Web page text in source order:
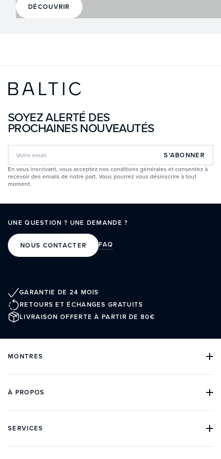
DÉCOUVRIR
SOYEZ ALERTÉ DES
PROCHAINES NOUVEAUTÉS
S'ABONNER
En vous inscrivant, vous acceptez nos conditions générales et consentez à
recevoir des emails de notre part. Vous pourrez vous désinscrire à tout
moment.
UNE QUESTION ? UNE DEMANDE ?
NOUS CONTACTER FAQ
GARANTIE DE 24 MOIS
RETOURS ET ÉCHANGES GRATUITS
LIVRAISON OFFERTE À PARTIR DE 80€
MONTRES
TOUTES LES COLLECTIONS
MONTRES DE PLONGÉE
MONTRES CLASSIQUES
À PROPOS
NOTRE HISTOIRE
BOUTIQUES
AVIS CLIENTS
SERVICES
CONTACT